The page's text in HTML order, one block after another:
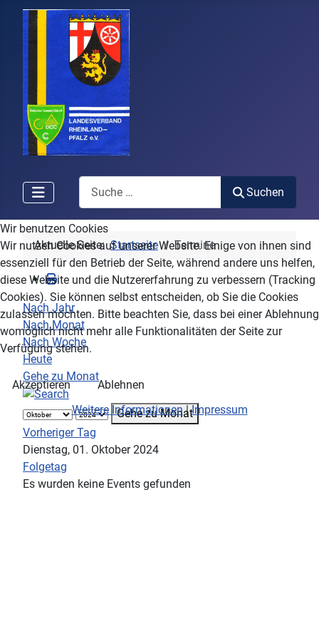
Search
Suchen
Aktuelle Seite:Startseite Termine
Nach Jahr
Nach Monat
Nach Woche
Heute
Gehe zu Monat
Gehe zu Monat
Vorheriger Tag
Dienstag, 01. Oktober 2024
Folgetag
Es wurden keine Events gefunden
Wir benutzen Cookies
Wir nutzen Cookies auf unserer Website. Einige von ihnen sind
essenziell für den Betrieb der Seite, während andere uns helfen,
diese Website und die Nutzererfahrung zu verbessern (Tracking
Cookies). Sie können selbst entscheiden, ob Sie die Cookies
zulassen möchten. Bitte beachten Sie, dass bei einer Ablehnung
womöglich nicht mehr alle Funktionalitäten der Seite zur
Verfügung stehen.
Akzeptieren
Ablehnen
Weitere Informationen|Impressum